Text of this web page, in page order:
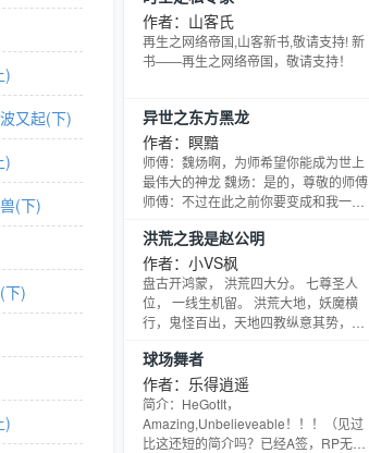
)
又起(下)
)
(下)
下)
)
天在捉弄？狼人、海底未知生
老师之花还有警队之花，当然也少不了
高雅动人的明星……
作者：山客氏
再生之网络帝国,山客新书,敬请支持! 新
书——再生之网络帝国，敬请支持！
异世之东方黑龙
作者：瞑黯
师傅：魏炀啊，为师希望你能成为世上
最伟大的神龙 魏炀：是的，尊敬的师傅
师傅：不过在此之前你要变成和我一样
神：孙儿啊，我儿怎么就生了你这么一
个怪胎呢？ 魏炀：看清楚，我哪里怪
了，这可是上古大神应龙的模样，酷吧
黑暗龙神：应龙大神是谁，我怎么没听
说过 魏炀：你当然没听说，想知道啊，
洪荒之我是赵公明
作者：小VS枫
盘古开鸿蒙， 洪荒四大分。 七尊圣人
位， 一线生机留。 洪荒大地，妖魔横
行，鬼怪百出，天地四教纵意其势，算
我们蝼蚁般的主角赵公明，面对天道定
灭的截教，又是如何算计的！！！
球场舞者
作者：乐得逍遥
简介：HeGotIt，
Amazing,Unbelieveable！！！（见过
比这还短的简介吗？已经A签，RP无保